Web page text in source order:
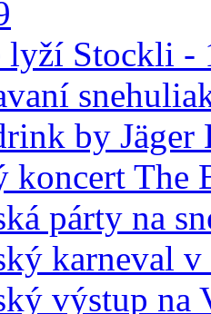
lyží Stockli -
by Jäger
koncert The
párty na
karneval
výstup na